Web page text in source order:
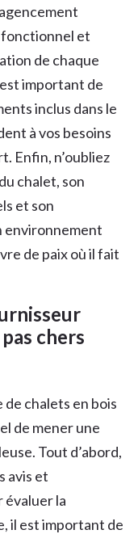
et
de chaque
important de
inclus dans le
à vos besoins
Enfin, n’oubliez
chalet, son
et son
environnement
de paix où il fait
chers
chalets en bois
de mener une
Tout d’abord,
avis et
évaluer la
il est important de